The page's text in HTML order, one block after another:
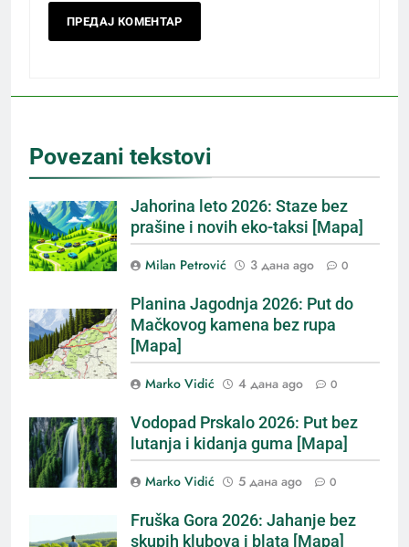
Povezani tekstovi
Jahorina leto 2026: Staze bez
prašine i novih eko-taksi [Mapa]
Milan Petrović 3 дана ago 0
Planina Jagodnja 2026: Put do
Mačkovog kamena bez rupa
[Mapa]
Marko Vidić 4 дана ago 0
Vodopad Prskalo 2026: Put bez
lutanja i kidanja guma [Mapa]
Marko Vidić 5 дана ago 0
Fruška Gora 2026: Jahanje bez
skupih klubova i blata [Mapa]